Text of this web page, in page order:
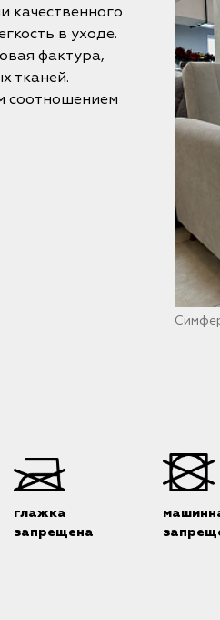
качественного
в уходе.
фактура,
тканей.
соотношением
глажка
запрещена